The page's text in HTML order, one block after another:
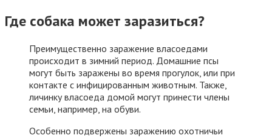
Где собака может заразиться?
Преимущественно заражение власоедами
происходит в зимний период. Домашние псы
могут быть заражены во время прогулок, или при
контакте с инфицированным животным. Также,
личинку власоеда домой могут принести члены
семьи, например, на обуви.
Особенно подвержены заражению охотничьи